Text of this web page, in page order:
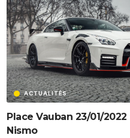
ACTUALITÉS
Place Vauban 23/01/2022
Nismo